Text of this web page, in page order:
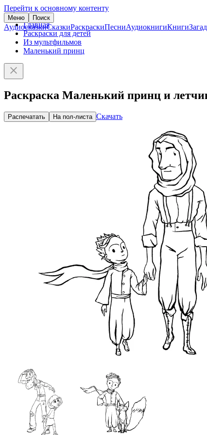
Перейти к основному контенту
Меню Поиск
АудиосказкиСказкиРаскраскиПесниАудиокнигиКниги
Главная
Раскраски для детей
Из мультфильмов
Маленький принц
Раскраска Маленький принц и
Распечатать На пол-листа Скачать